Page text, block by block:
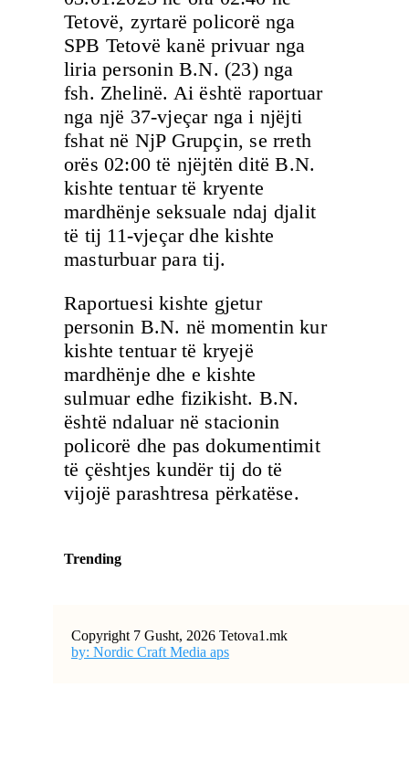
Tetovë, zyrtarë policorë nga
SPB Tetovë kanë privuar nga
liria personin B.N. (23) nga
fsh. Zhelinë. Ai është raportuar
nga një 37-vjeçar nga i njëjti
fshat në NjP Grupçin, se rreth
orës 02:00 të njëjtën ditë B.N.
kishte tentuar të kryente
mardhënje seksuale ndaj djalit
të tij 11-vjeçar dhe kishte
masturbuar para tij.
Raportuesi kishte gjetur
personin B.N. në momentin kur
kishte tentuar të kryejë
mardhënje dhe e kishte
sulmuar edhe fizikisht. B.N.
është ndaluar në stacionin
policorë dhe pas dokumentimit
të çështjes kundër tij do të
vijojë parashtresa përkatëse.
Trending
Copyright 7 Gusht, 2026 Tetova1.mk
by: Nordic Craft Media aps